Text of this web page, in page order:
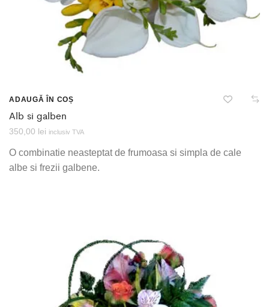
ADAUGĂ ÎN COȘ
Alb si galben
350,00 lei inclusiv TVA
O combinatie neasteptat de frumoasa si simpla de cale
albe si frezii galbene.